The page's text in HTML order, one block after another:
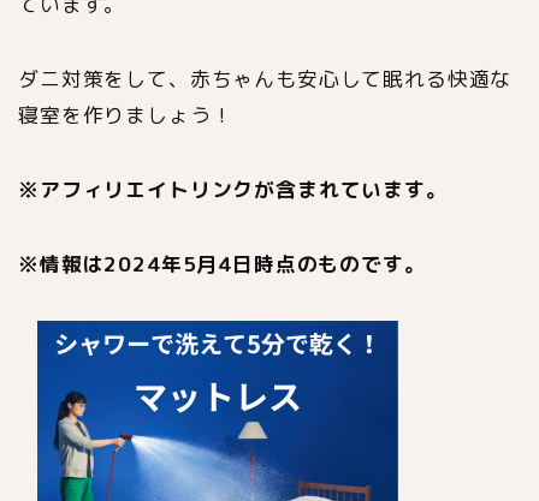
ダニ対策をして、赤ちゃんも安心して眠れる快適な
寝室を作りましょう！
※ アフィリエイトリンクが含まれています。
※情報は2024年5月4日時点のものです。